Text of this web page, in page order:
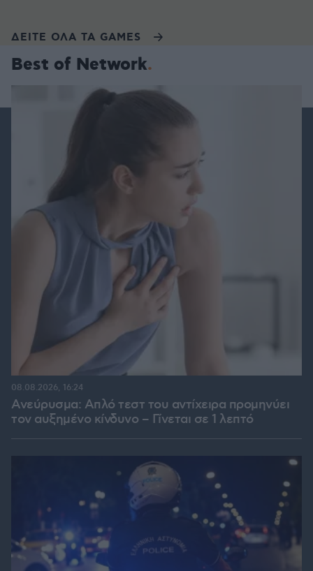
ΔΕΙΤΕ ΟΛΑ ΤΑ GAMES
Best of Network
Ανεύρυσμα: Απλό τεστ του αντίχειρα προμηνύει
τον αυξημένο κίνδυνο – Γίνεται σε 1 λεπτό
08.08.2026, 16:24